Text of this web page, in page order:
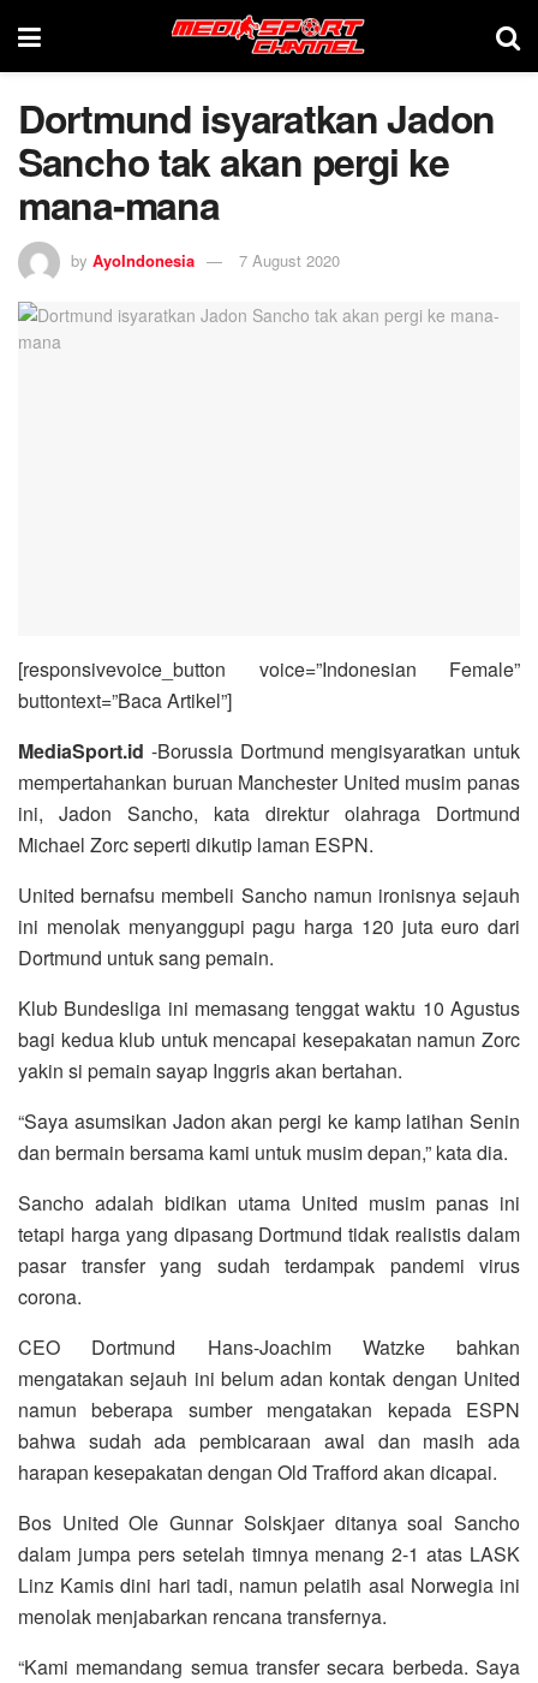
Dortmund isyaratkan Jadon
Sancho tak akan pergi ke
mana-mana
by AyoIndonesia 7 August 2020
[responsivevoice_button voice=”Indonesian Female”
buttontext=”Baca Artikel”]
MediaSport.id -Borussia Dortmund mengisyaratkan untuk
mempertahankan buruan Manchester United musim panas
ini, Jadon Sancho, kata direktur olahraga Dortmund
Michael Zorc seperti dikutip laman ESPN.
United bernafsu membeli Sancho namun ironisnya sejauh
ini menolak menyanggupi pagu harga 120 juta euro dari
Dortmund untuk sang pemain.
Klub Bundesliga ini memasang tenggat waktu 10 Agustus
bagi kedua klub untuk mencapai kesepakatan namun Zorc
yakin si pemain sayap Inggris akan bertahan.
“Saya asumsikan Jadon akan pergi ke kamp latihan Senin
dan bermain bersama kami untuk musim depan,” kata dia.
Sancho adalah bidikan utama United musim panas ini
tetapi harga yang dipasang Dortmund tidak realistis dalam
pasar transfer yang sudah terdampak pandemi virus
corona.
CEO Dortmund Hans-Joachim Watzke bahkan
mengatakan sejauh ini belum adan kontak dengan United
namun beberapa sumber mengatakan kepada ESPN
bahwa sudah ada pembicaraan awal dan masih ada
harapan kesepakatan dengan Old Trafford akan dicapai.
Bos United Ole Gunnar Solskjaer ditanya soal Sancho
dalam jumpa pers setelah timnya menang 2-1 atas LASK
Linz Kamis dini hari tadi, namun pelatih asal Norwegia ini
menolak menjabarkan rencana transfernya.
“Kami memandang semua transfer secara berbeda. Saya